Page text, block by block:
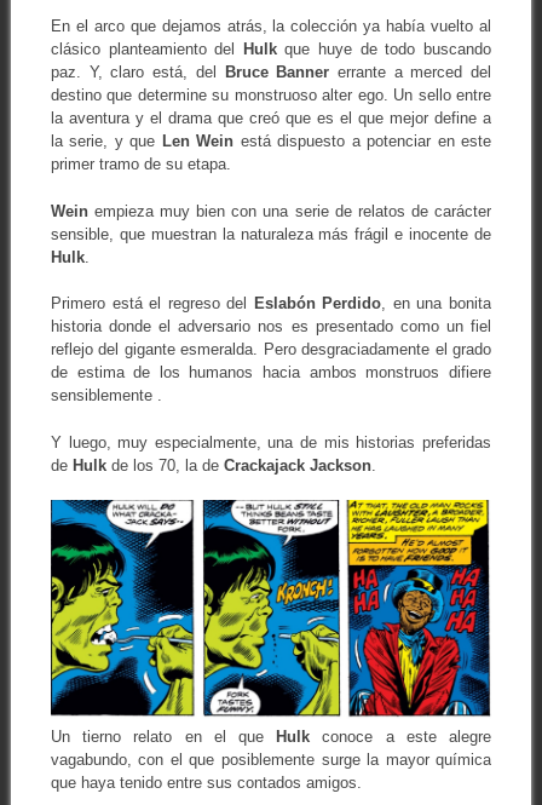
En el arco que dejamos atrás, la colección ya había vuelto al
clásico planteamiento del
Hulkque huye de todo buscando
paz. Y, claro está, del
Bruce Banner errante a merced del
destino que determine su monstruoso alter ego. Un sello entre
la aventura y el drama que creó que es el que mejor define a
la serie, y que Len Wein está dispuesto a potenciar en este
primer tramo de su etapa.
Weinempieza muy bien con una serie de relatos de carácter
sensible, que muestran la naturaleza más frágil e inocente de
Hulk.
Primero está el regreso del Eslabón Perdido, en una bonita
historia donde el adversario nos es presentado como un fiel
reflejo del gigante esmeralda. Pero desgraciadamente el grado
de estima de los humanos hacia ambos monstruos difiere
sensiblemente .
Y luego, muy especialmente, una de mis historias preferidas
de Hulkde los 70, la de Crackajack Jackson.
Un tierno relato en el que Hulk conoce a este alegre
vagabundo, con el que posiblemente surge la mayor química
que haya tenido entre sus contados amigos.